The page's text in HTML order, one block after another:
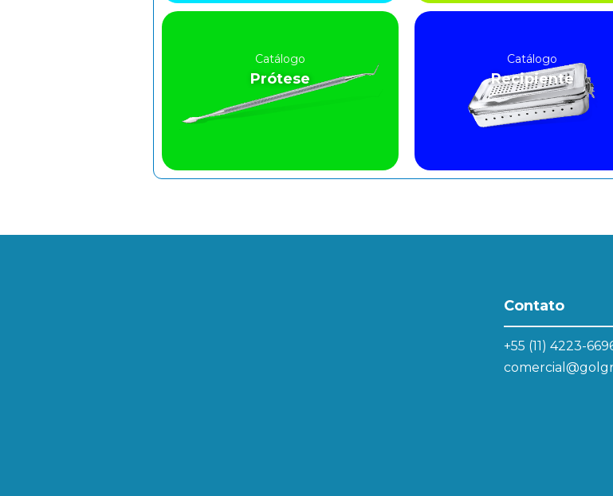
Catálogo
Prótese
Catálogo
Recipiente
Contato
+55 (11) 4223-